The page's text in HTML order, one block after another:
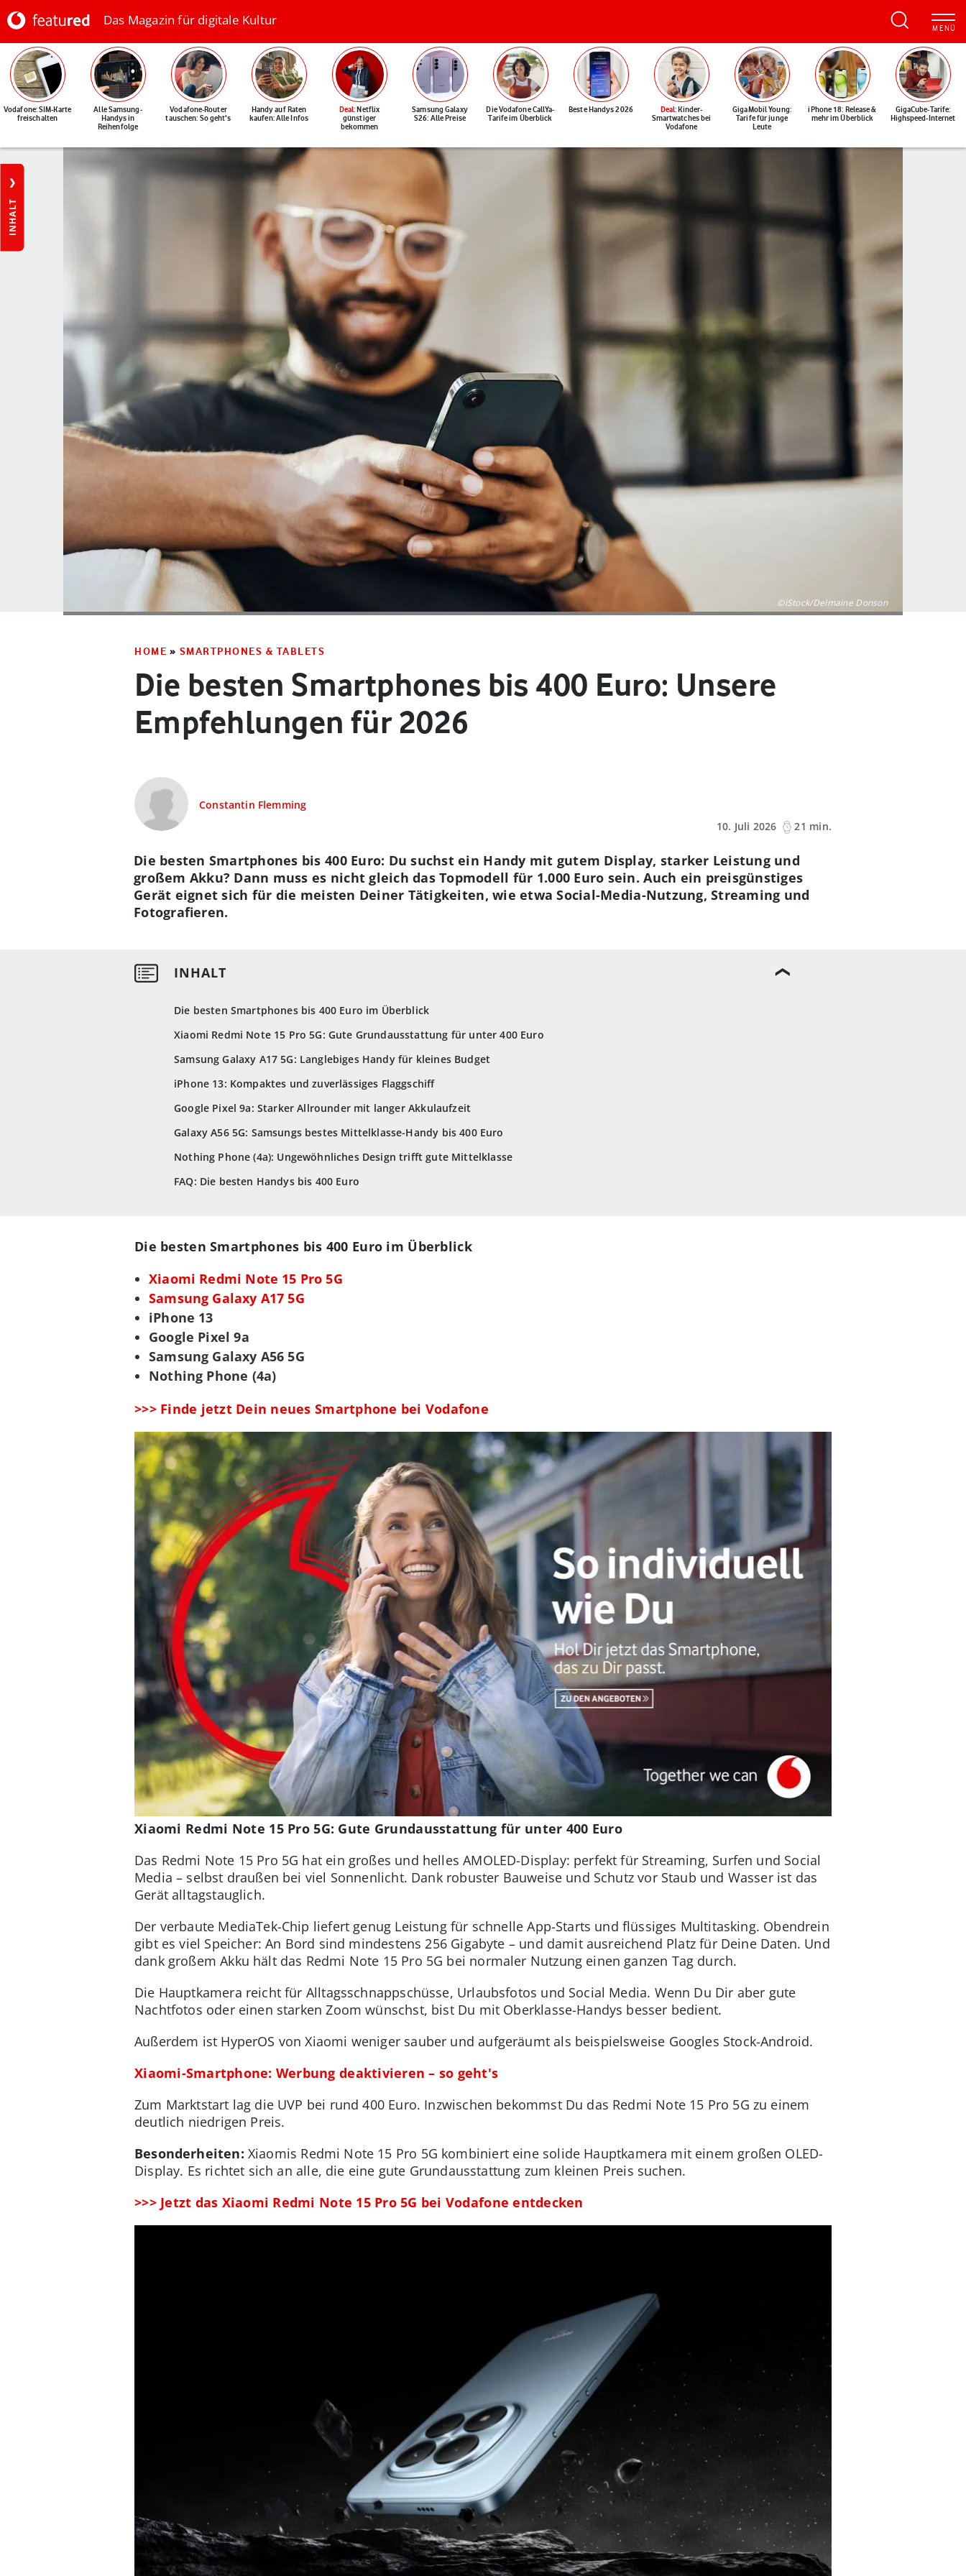
Das Magazin für digitale Kultur
Vodafone: SIM-Karte
freischalten
Alle Samsung-
Handys in
Reihenfolge
Vodafone-Router
tauschen: So geht's
Handy auf Raten
kaufen: Alle Infos
Deal: Netflix
günstiger
bekommen
Samsung Galaxy
S26: Alle Preise
Die Vodafone CallYa-
Tarife im Überblick
Beste Handys 2026 Deal: Kinder-
Smartwatches bei
Vodafone
GigaMobil Young:
Tarife für junge
Leute
iPhone 18: Release &
mehr im Überblick
GigaCube-Tarife:
Highspeed-Internet
INHALT
©iStock/Delmaine Donson
HOME » SMARTPHONES & TABLETS
Die besten Smartphones bis 400 Euro: Unsere
Empfehlungen für 2026
Constantin Flemming
10. Juli 2026
21 min.
Die besten Smartphones bis 400 Euro im Überblick
Xiaomi Redmi Note 15 Pro 5G: Gute Grundausstattung für unter 400 Euro
Samsung Galaxy A17 5G: Langlebiges Handy für kleines Budget
iPhone 13: Kompaktes und zuverlässiges Flaggschiff
Google Pixel 9a: Starker Allrounder mit langer Akkulaufzeit
Galaxy A56 5G: Samsungs bestes Mittelklasse-Handy bis 400 Euro
Nothing Phone (4a): Ungewöhnliches Design trifft gute Mittelklasse
FAQ: Die besten Handys bis 400 Euro
Die besten Smartphones bis 400 Euro: Du suchst ein Handy mit gutem Display, starker Leistung und
großem Akku? Dann muss es nicht gleich das Topmodell für 1.000 Euro sein. Auch ein preisgünstiges
Gerät eignet sich für die meisten Deiner Tätigkeiten, wie etwa Social-Media-Nutzung, Streaming und
Fotografieren.
Die besten Smartphones bis 400 Euro im Überblick
Xiaomi Redmi Note 15 Pro 5G
Samsung Galaxy A17 5G
iPhone 13
Google Pixel 9a
Samsung Galaxy A56 5G
Nothing Phone (4a)
>>> Finde jetzt Dein neues Smartphone bei Vodafone
Xiaomi Redmi Note 15 Pro 5G: Gute Grundausstattung für unter 400 Euro
Das Redmi Note 15 Pro 5G hat ein großes und helles AMOLED-Display: perfekt für Streaming, Surfen und Social
Media – selbst draußen bei viel Sonnenlicht. Dank robuster Bauweise und Schutz vor Staub und Wasser ist das
Gerät alltagstauglich.
Der verbaute MediaTek-Chip liefert genug Leistung für schnelle App-Starts und flüssiges Multitasking. Obendrein
gibt es viel Speicher: An Bord sind mindestens 256 Gigabyte – und damit ausreichend Platz für Deine Daten. Und
dank großem Akku hält das Redmi Note 15 Pro 5G bei normaler Nutzung einen ganzen Tag durch.
Die Hauptkamera reicht für Alltagsschnappschüsse, Urlaubsfotos und Social Media. Wenn Du Dir aber gute
Nachtfotos oder einen starken Zoom wünschst, bist Du mit Oberklasse-Handys besser bedient.
Außerdem ist HyperOS von Xiaomi weniger sauber und aufgeräumt als beispielsweise Googles Stock-Android.
Xiaomi-Smartphone: Werbung deaktivieren – so geht's
Zum Marktstart lag die UVP bei rund 400 Euro. Inzwischen bekommst Du das Redmi Note 15 Pro 5G zu einem
deutlich niedrigen Preis.
Besonderheiten: Xiaomis Redmi Note 15 Pro 5G kombiniert eine solide Hauptkamera mit einem großen OLED-
Display. Es richtet sich an alle, die eine gute Grundausstattung zum kleinen Preis suchen.
>>> Jetzt das Xiaomi Redmi Note 15 Pro 5G bei Vodafone entdecken